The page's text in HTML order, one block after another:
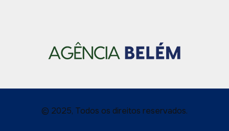
© 2025, Todos os direitos reservados.